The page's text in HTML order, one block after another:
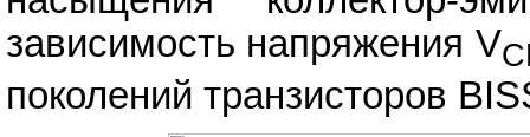
зависимость напряжения V
поколений транзисторов